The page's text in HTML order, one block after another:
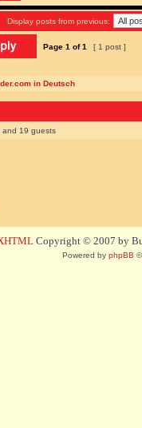
Display posts from previous:
Page 1 of1 [ 1 post ]
in Deutsch
and 19 guests
Copyright © 2007 by
Powered by phpBB